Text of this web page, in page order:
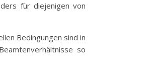
für diejenigen von
Bedingungen sind in
so